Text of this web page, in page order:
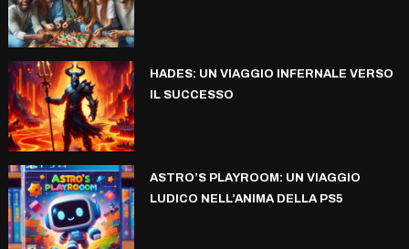
HADES: UN VIAGGIO INFERNALE VERSO
IL SUCCESSO
ASTRO’S PLAYROOM: UN VIAGGIO
LUDICO NELL’ANIMA DELLA PS5